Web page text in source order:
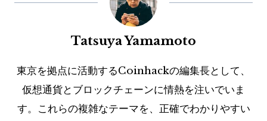
Tatsuya Yamamoto
東京を拠点に活動するCoinhackの編集長として、
仮想通貨とブロックチェーンに情熱を注いでいま
す。これらの複雑なテーマを、正確でわかりやすい